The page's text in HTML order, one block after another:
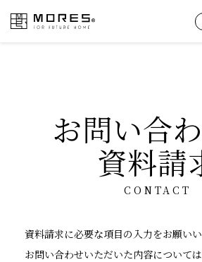
MORES
お問い合
資料請
CONTACT
資料請求に必要な項目の入力をお願いい
お問い合わせいただいた内容について